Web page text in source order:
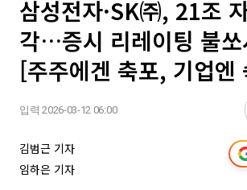
삼성전자·SK㈜, 21조
각…증시 리레이팅 불쏘
[주주에겐 축포, 기업
입력 2026-03-12 06:00
김범근 기자
임하은 기자